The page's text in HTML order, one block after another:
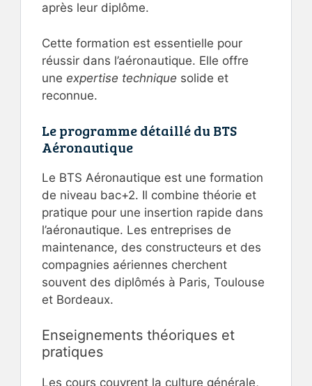
après leur diplôme.
Cette formation est essentielle pour
réussir dans l’aéronautique. Elle offre
une expertise technique solide et
reconnue.
Le programme détaillé du BTS
Aéronautique
Le BTS Aéronautique est une formation
de niveau bac+2. Il combine théorie et
pratique pour une insertion rapide dans
l’aéronautique. Les entreprises de
maintenance, des constructeurs et des
compagnies aériennes cherchent
souvent des diplômés à Paris, Toulouse
et Bordeaux.
Enseignements théoriques et
pratiques
Les cours couvrent la culture générale,